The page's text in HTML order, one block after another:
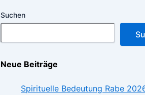
Suchen
Neue Beiträge
Spirituelle Bedeutung Rabe